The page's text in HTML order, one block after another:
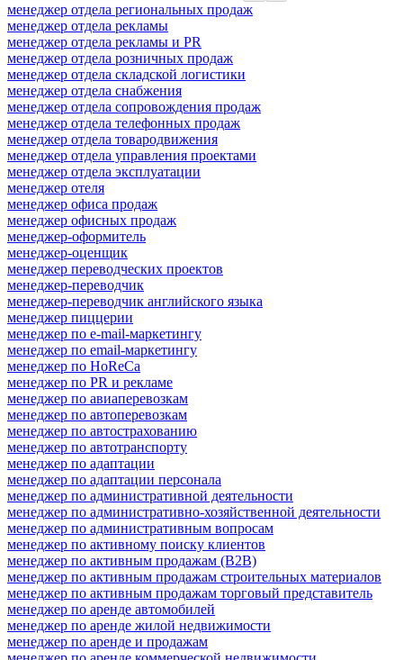
менеджер отдела региональных продаж
менеджер отдела рекламы
менеджер отдела рекламы и PR
менеджер отдела розничных продаж
менеджер отдела складской логистики
менеджер отдела снабжения
менеджер отдела сопровождения продаж
менеджер отдела телефонных продаж
менеджер отдела товародвижения
менеджер отдела управления проектами
менеджер отдела эксплуатации
менеджер отеля
менеджер офиса продаж
менеджер офисных продаж
менеджер-оформитель
менеджер-оценщик
менеджер переводческих проектов
менеджер-переводчик
менеджер-переводчик английского языка
менеджер пиццерии
менеджер по e-mail-маркетингу
менеджер по email-маркетингу
менеджер по HoReCa
менеджер по PR и рекламе
менеджер по авиаперевозкам
менеджер по автоперевозкам
менеджер по автострахованию
менеджер по автотранспорту
менеджер по адаптации
менеджер по адаптации персонала
менеджер по административной деятельности
менеджер по административно-хозяйственной деятельности
менеджер по административным вопросам
менеджер по активному поиску клиентов
менеджер по активным продажам (B2B)
менеджер по активным продажам строительных материалов
менеджер по активным продажам торговый представитель
менеджер по аренде автомобилей
менеджер по аренде жилой недвижимости
менеджер по аренде и продажам